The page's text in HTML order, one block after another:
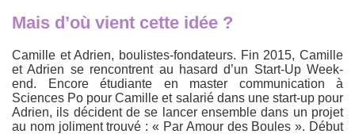
Mais d’où vient cette idée ?
Camille et Adrien, boulistes-fondateurs. Fin 2015, Camille
et Adrien se rencontrent au hasard d’un Start-Up Week-
end. Encore étudiante en master communication à
Sciences Po pour Camille et salarié dans une start-up pour
Adrien, ils décident de se lancer ensemble dans un projet
au nom joliment trouvé : « Par Amour des Boules ». Début